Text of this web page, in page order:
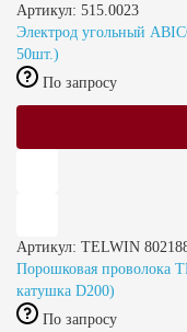
Артикул: 515.0023
Электрод угольный
50шт.)
По запросу
Артикул: TELWIN
Порошковая проволока
катушка D200)
По запросу